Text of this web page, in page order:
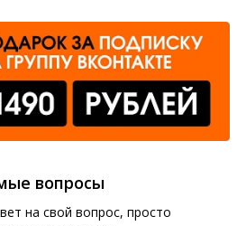
вопросы
на свой вопрос, просто